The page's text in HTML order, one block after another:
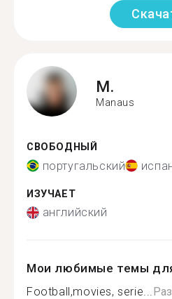
M.
Manaus
СВОБОДНЫЙ
португальский
ИЗУЧАЕТ
английский
Мои любимые темы
Football,movies, serie...